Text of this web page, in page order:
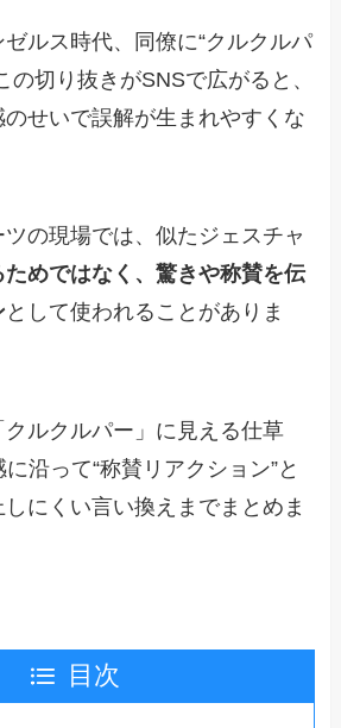
ゼルス時代、同僚に“クルクルパ
切り抜きがSNSで広がると、
せいで誤解が生まれやすくな
の現場では、似たジェスチャ
めではなく、驚きや称賛を伝
として使われることがありま
ルクルパー」に見える仕草
沿って“称賛リアクション”と
にくい言い換えまでまとめま
目次